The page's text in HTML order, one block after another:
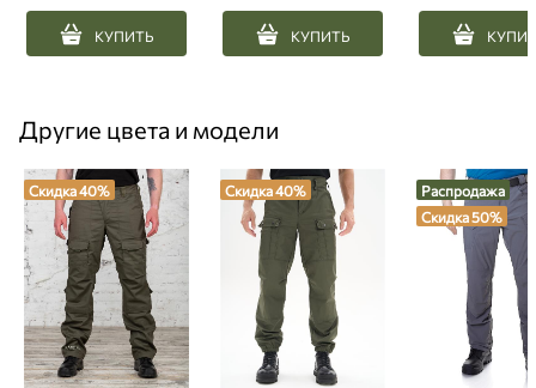
КУПИТЬ КУПИТЬ
Другие цвета и модели
Скидка 40% Скидка 40%
Распродажа
Скидка 50%